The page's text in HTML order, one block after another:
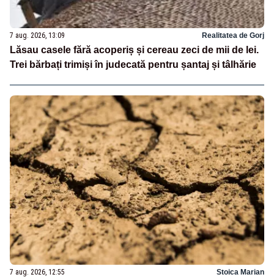
7 aug. 2026, 13:09 Realitatea de Gorj
Lăsau casele fără acoperiș și cereau zeci de mii de lei.
Trei bărbați trimiși în judecată pentru șantaj și tâlhărie
7 aug. 2026, 12:55 Stoica Marian